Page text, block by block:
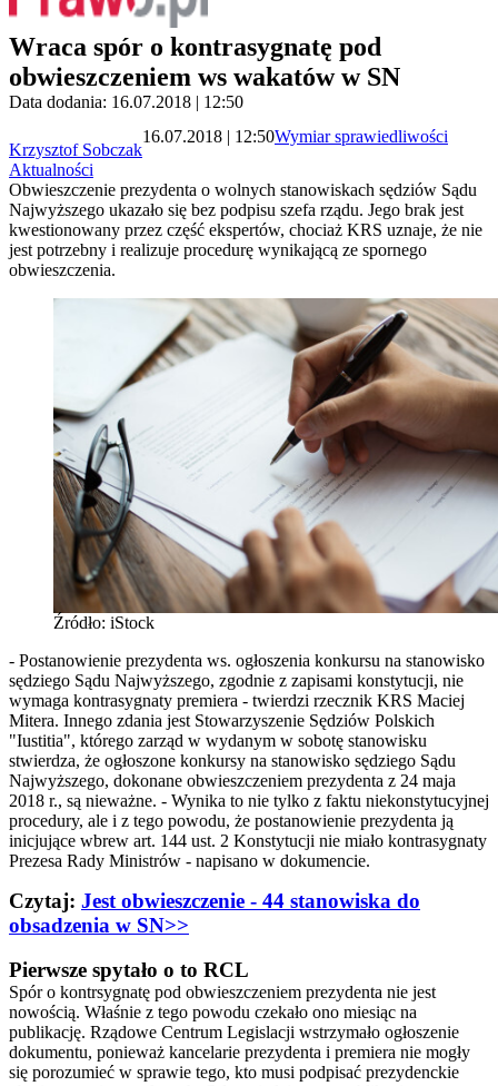
Wraca spór o kontrasygnatę pod
obwieszczeniem ws wakatów w SN
Data dodania: 16.07.2018 | 12:50
Krzysztof Sobczak
16.07.2018 | 12:50Wymiar sprawiedliwości
Aktualności
Obwieszczenie prezydenta o wolnych stanowiskach sędziów Sądu
Najwyższego ukazało się bez podpisu szefa rządu. Jego brak jest
kwestionowany przez część ekspertów, chociaż KRS uznaje, że nie
jest potrzebny i realizuje procedurę wynikającą ze spornego
obwieszczenia.
Źródło: iStock
- Postanowienie prezydenta ws. ogłoszenia konkursu na stanowisko
sędziego Sądu Najwyższego, zgodnie z zapisami konstytucji, nie
wymaga kontrasygnaty premiera - twierdzi rzecznik KRS Maciej
Mitera. Innego zdania jest Stowarzyszenie Sędziów Polskich
"Iustitia", którego zarząd w wydanym w sobotę stanowisku
stwierdza, że ogłoszone konkursy na stanowisko sędziego Sądu
Najwyższego, dokonane obwieszczeniem prezydenta z 24 maja
2018 r., są nieważne. - Wynika to nie tylko z faktu niekonstytucyjnej
procedury, ale i z tego powodu, że postanowienie prezydenta ją
inicjujące wbrew art. 144 ust. 2 Konstytucji nie miało kontrasygnaty
Prezesa Rady Ministrów - napisano w dokumencie.
Czytaj: Jest obwieszczenie - 44 stanowiska do
obsadzenia w SN>>
Pierwsze spytało o to RCL
Spór o kontrsygnatę pod obwieszczeniem prezydenta nie jest
nowością. Właśnie z tego powodu czekało ono miesiąc na
publikację. Rządowe Centrum Legislacji wstrzymało ogłoszenie
dokumentu, ponieważ kancelarie prezydenta i premiera nie mogły
się porozumieć w sprawie tego, kto musi podpisać prezydenckie